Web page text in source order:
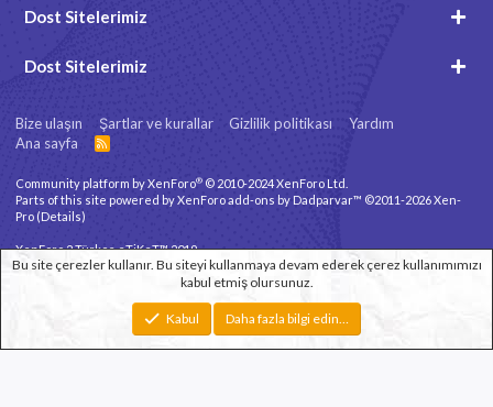
Dost Sitelerimiz
Dost Sitelerimiz
Bize ulaşın Şartlar ve kurallar Gizlilik politikası
Yardım
Ana sayfa
R
Community platform by XenForo® © 2010-2024 XenForo Ltd.
Parts of this site powered byXenForo add-ons by Dadparvar™ ©2011-2026Xen-
Pro (Details)
XenForo 2 Türkçe eTiKeT™ 2019
© by ©XenTR
Toplam sorgu Toplam zaman
Bu site çerezler kullanır. Bu siteyi kullanmaya devam ederek çerez kullanımımızı
kabul etmiş olursunuz.
Kabul Daha fazla bilgi edin…